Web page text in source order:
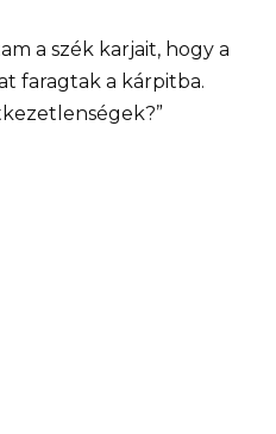
a szék karjait, hogy a
faragtak a kárpitba.